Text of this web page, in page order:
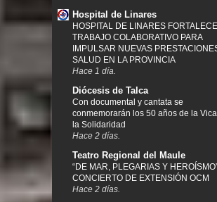
Hospital de Linares
HOSPITAL DE LINARES FORTALECE
TRABAJO COLABORATIVO PARA
IMPULSAR NUEVAS
SALUD EN LA PROVINCIA
Hace 1 día.
Diócesis de Talca
Con documental y cantata se
conmemorarán los 50 años de la
la Solidaridad
Hace 2 días.
Teatro Regional del Maule
“DE MAR, PLEGARIAS Y
CONCIERTO DE EXTENSIÓN OCM
Hace 2 días.